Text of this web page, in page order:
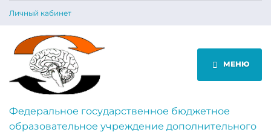
Личный кабинет
МЕНЮ
Федеральное государственное бюджетное
образовательное учреждение дополнительного